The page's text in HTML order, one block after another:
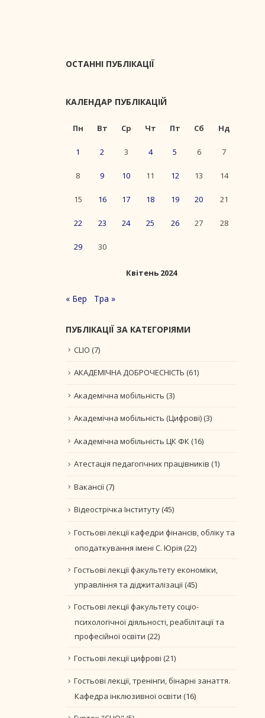
ОСТАННІ ПУБЛІКАЦІЇ
КАЛЕНДАР ПУБЛІКАЦІЙ
Квітень 2024
Пн Вт Ср Чт Пт Сб Нд
1 2 3 4 5 6 7
8 9 10 11 12 13 14
15 16 17 18 19 20 21
22 23 24 25 26 27 28
29 30
« Бер Тра »
ПУБЛІКАЦІЇ ЗА КАТЕГОРІЯМИ
CLIO (7)
АКАДЕМІЧНА ДОБРОЧЕСНІСТЬ (61)
Академічна мобільність (3)
Академічна мобільність (Цифрові)(3)
Академічна мобільність ЦК ФК(16)
Атестація педагогічних працівників (1)
Вакансії(7)
Відеострічка Інституту(45)
Гостьові лекції кафедри фінансів, обліку та
оподаткування імені С. Юрія (22)
Гостьові лекції факультету економіки,
управління та діджиталізації(45)
Гостьові лекції факультету соціо-
психологічної діяльності, реабілітації та
професійної освіти (22)
Гостьові лекції цифрові (21)
Гостьові лекції, тренінги, бінарні занаття.
Кафедра інклюзивної освіти (16)